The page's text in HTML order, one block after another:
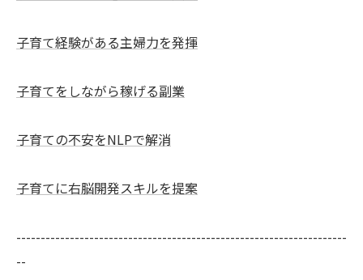
子育て経験がある主婦力を発揮
子育てをしながら稼げる副業
子育ての不安をNLPで解消
子育てに右脳開発スキルを提案
--------------------------------------------------------------------
--